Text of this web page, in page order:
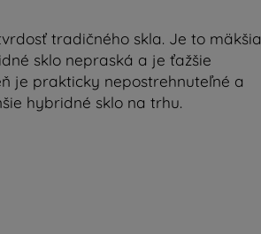
tradičného skla. Je to mäkšia
sklo nepraská a je ťažšie
je prakticky nepostrehnuteľné a
hybridné sklo na trhu.